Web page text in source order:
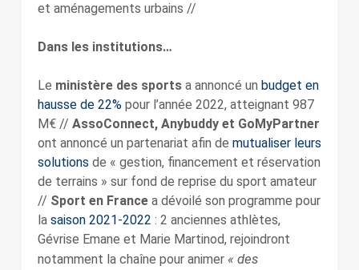
et aménagements urbains //
Dans les institutions…
Le ministère des sportsa annoncé un budget en
hausse de 22% pour l’année 2022, atteignant 987
M€ // AssoConnect, Anybuddy et GoMyPartner
ont annoncé un partenariat afin de mutualiser leurs
solutions de « gestion, financement et réservation
de terrains » sur fond de reprise du sport amateur
// Sport en Francea dévoilé son programme pour
la saison 2021-2022 : 2 anciennes athlètes,
Gévrise Emane et Marie Martinod, rejoindront
notamment la chaîne pour animer « des